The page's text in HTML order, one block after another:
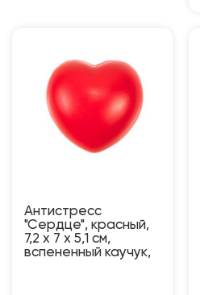
Антистресс
"Сердце", красный,
7,2 х 7 х 5,1 см,
вспененный каучук,